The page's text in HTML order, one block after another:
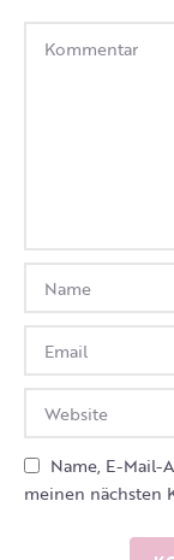
Name, E-Mail-
meinen nächsten